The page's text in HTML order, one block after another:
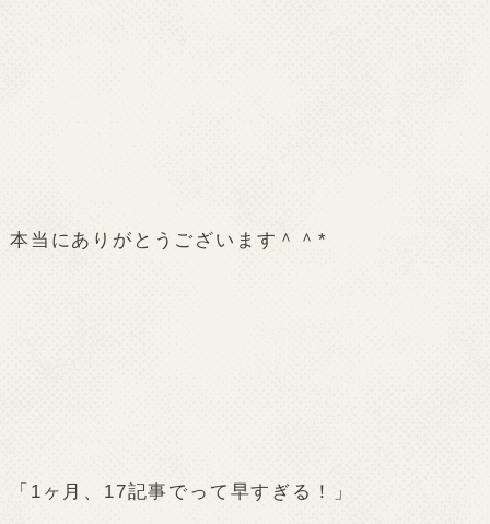
本当にありがとうございます＾＾*
「1ヶ月、17記事でって早すぎる！」